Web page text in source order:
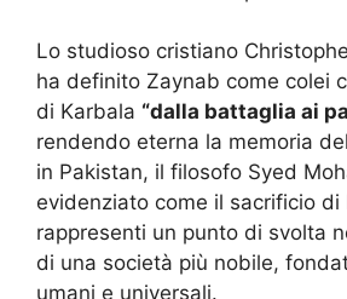
Lo studioso cristiano
ha definito Zaynab come colei
di Karbala “dalla battaglia ai
rendendo eterna la memoria
in Pakistan, il filosofo Syed
evidenziato come il sacrificio di
rappresenti un punto di svolta
di una società più nobile,
umani e universali.